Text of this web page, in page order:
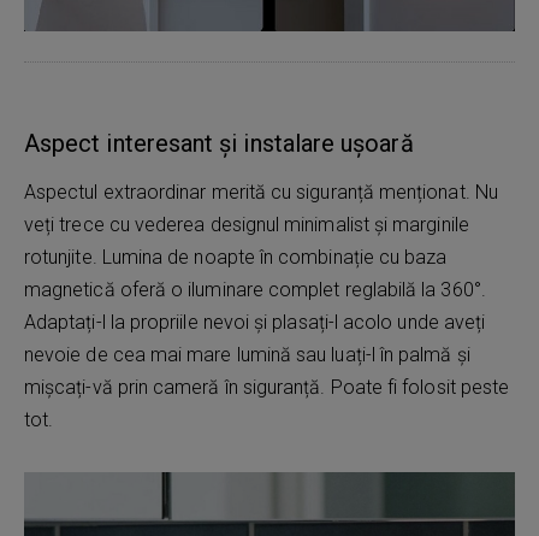
Aspect interesant și instalare ușoară
Aspectul extraordinar merită cu siguranță menționat. Nu
veți trece cu vederea designul minimalist și marginile
rotunjite. Lumina de noapte în combinație cu baza
magnetică oferă o iluminare complet reglabilă la 360°.
Adaptați-l la propriile nevoi și plasați-l acolo unde aveți
nevoie de cea mai mare lumină sau luați-l în palmă și
mișcați-vă prin cameră în siguranță. Poate fi folosit peste
tot.